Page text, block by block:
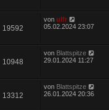
19592
von ulfr
05.02.2024 23:07
10948
von Blattspitze
29.01.2024 11:27
13312
von Blattspitze
26.01.2024 20:36